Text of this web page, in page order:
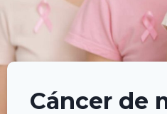
Cáncer de